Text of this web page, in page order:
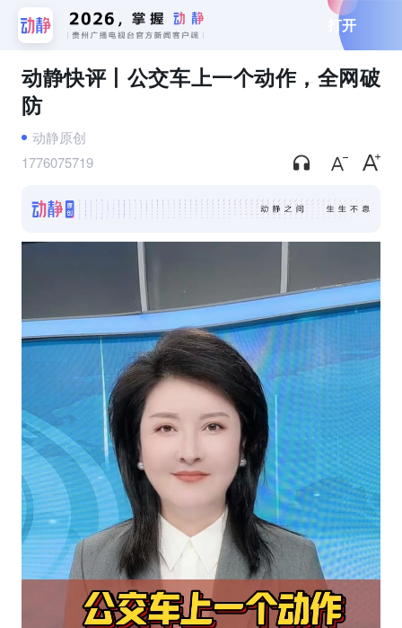
打开
动静快评丨公交车上一个动作，全网破
防
动静原创
1776075719